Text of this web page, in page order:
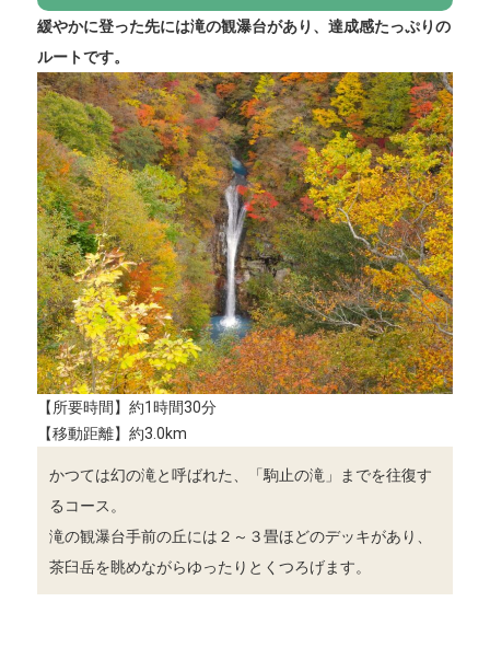
緩やかに登った先には滝の観瀑台があり、達成感たっぷりの
ルートです。
【所要時間】約1時間30分
【移動距離】約3.0km
かつては幻の滝と呼ばれた、「駒止の滝」までを往復す
るコース。
滝の観瀑台手前の丘には２～３畳ほどのデッキがあり、
茶臼岳を眺めながらゆったりとくつろげます。